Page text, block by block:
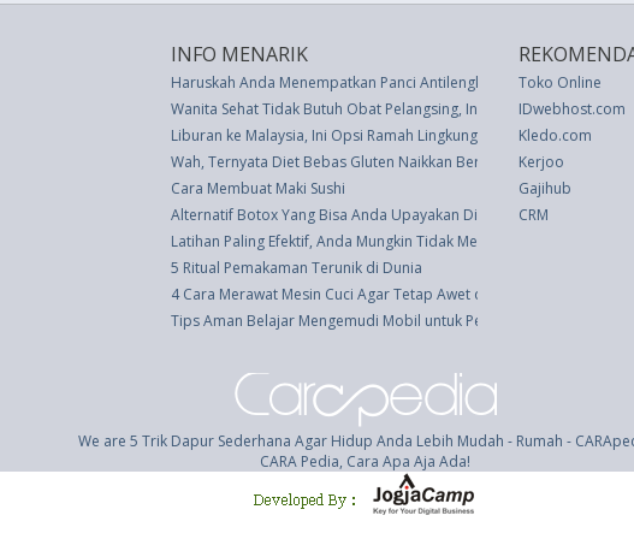
INFO MENARIK
Haruskah Anda Menempatkan Panci Antilengket di Mesin Pencuci
Wanita Sehat Tidak Butuh Obat Pelangsing, Ini Alasannya
Liburan ke Malaysia, Ini Opsi Ramah Lingkungan soal Konektivitas
Wah, Ternyata Diet Bebas Gluten Naikkan Berat Badan
Cara Membuat Maki Sushi
Alternatif Botox Yang Bisa Anda Upayakan Di Rumah, Untuk Anti
Latihan Paling Efektif, Anda Mungkin Tidak Melakukannya
5 Ritual Pemakaman Terunik di Dunia
4 Cara Merawat Mesin Cuci Agar Tetap Awet dan Prima
Tips Aman Belajar Mengemudi Mobil untuk Pemula
Toko Online
IDwebhost.com
Kledo.com
Kerjoo
Gajihub
CRM
We are 5 Trik Dapur Sederhana Agar Hidup Anda Lebih Mudah - Rumah -
CARA Pedia, Cara Apa Aja Ada!